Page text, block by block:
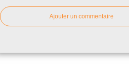
Ajouter un commentaire